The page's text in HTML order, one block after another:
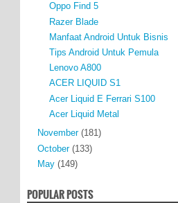
Oppo Find 5
Razer Blade
Manfaat Android Untuk Bisnis
Tips Android Untuk Pemula
Lenovo A800
ACER LIQUID S1
Acer Liquid E Ferrari S100
Acer Liquid Metal
November (181)
October (133)
May (149)
POPULAR POSTS